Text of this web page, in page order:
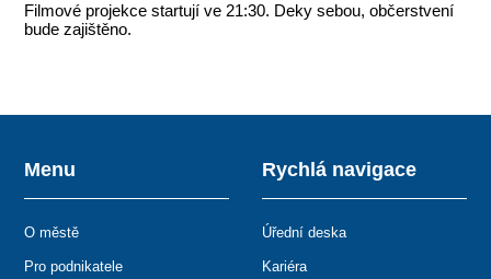
Filmové projekce startují ve 21:30. Deky sebou, občerstvení
bude zajištěno.
Menu
O městě
Pro podnikatele
Rychlá navigace
Úřední deska
Kariéra